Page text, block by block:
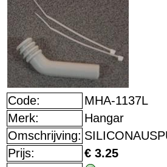
Code:
MHA-1137L
Merk:
Hangar
Omschrijving:
Prijs:
€ 3.25